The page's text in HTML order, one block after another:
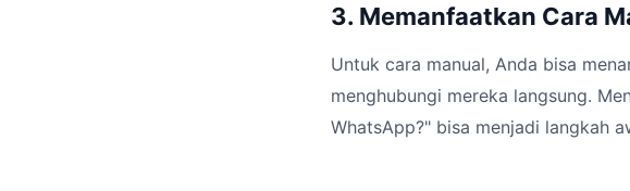
3. Memanfaatkan Cara
Untuk cara manual, Anda bisa
menghubungi mereka langsung.
WhatsApp?" bisa menjadi langkah